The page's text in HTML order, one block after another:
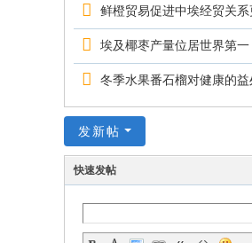
鲜橙贸易促进中埃经贸关
埃及椰枣产量位居世界第一
冬季水果番石榴对健康的益
发新帖
快速发帖